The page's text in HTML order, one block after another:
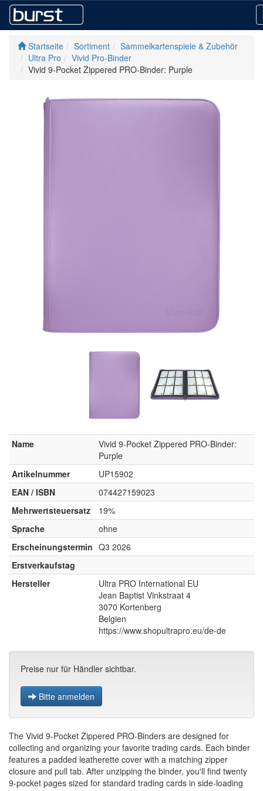
Startseite Sortiment
Sammelkartenspiele & Zubehör
Ultra Pro
Vivid Pro-Binder
Vivid 9-Pocket Zippered PRO-Binder: Purple
Name
Vivid 9-Pocket Zippered PRO-Binder:
Purple
Artikelnummer
UP15902
EAN / ISBN
074427159023
Mehrwertsteuersatz
19%
Sprache
ohne
Erscheinungstermin Q3 2026
Erstverkaufstag
Hersteller
Ultra PRO International EU
Jean Baptist Vinkstraat 4
3070 Kortenberg
Belgien
https://www.shopultrapro.eu/de-de
Preise nur für Händler sichtbar.
Bitte anmelden
The Vivid 9-Pocket Zippered PRO-Binders are designed for
collecting and organizing your favorite trading cards. Each binder
features a padded leatherette cover with a matching zipper
closure and pull tab. After unzipping the binder, you'll find twenty
9-pocket pages sized for standard trading cards in side-loading